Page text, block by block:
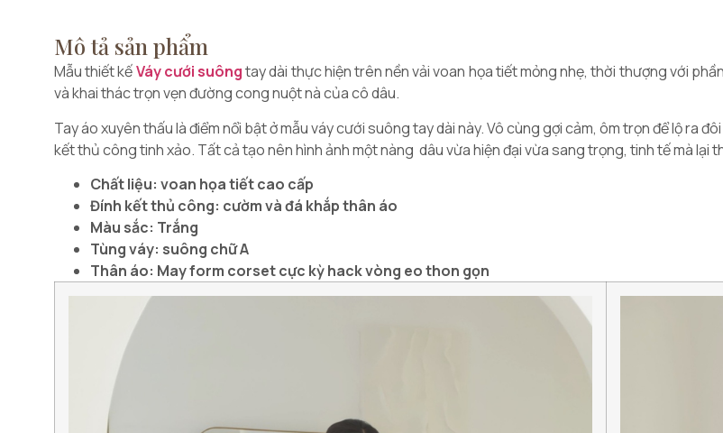
Mô tả sản phẩm
Mẫu thiết kếVáy cưới suôngtay dài thực hiện trên nền vải voan họa tiết mỏng nhẹ, thời thượng với
và khai thác trọn vẹn đường cong nuột nà của cô dâu.
Tay áo xuyên thấu là điểm nổi bật ở mẫu váy cưới suông tay dài này. Vô cùng gợi cảm, ôm trọn để lộ ra
kết thủ công tinh xảo. Tất cả tạo nên hình ảnh một nàng dâu vừa hiện đại vừa sang trọng, tinh tế mà lại
Chất liệu: voan họa tiết cao cấp
Đính kết thủ công: cườm và đá khắp thân áo
Màu sắc: Trắng
Tùng váy: suông chữ A
Thân áo: May form corset cực kỳ hack vòng eo thon gọn